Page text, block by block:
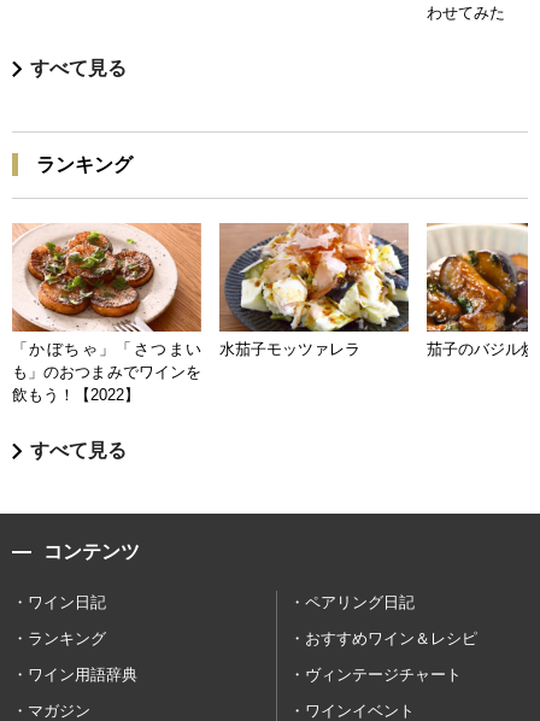
わせてみた
すべて見る
ランキング
「かぼちゃ」「さつまい
も」のおつまみでワインを
飲もう！【2022】
水茄子モッツァレラ 茄子のバジル炒
すべて見る
コンテンツ
ワイン日記
ペアリング日記
ランキング
おすすめワイン＆レシピ
ワイン用語辞典
ヴィンテージチャート
マガジン
ワインイベント